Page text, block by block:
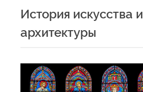
История искусства и
архитектуры